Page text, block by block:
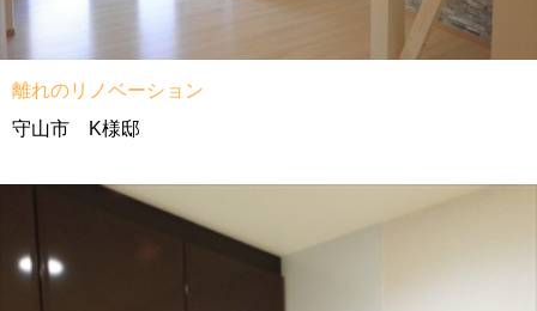
離れのリノベーション
守山市 K様邸